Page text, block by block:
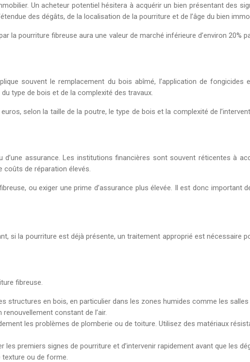
Un acheteur potentiel hésitera à acquérir un bien présentant des
des dégâts, de la localisation de la pourriture et de l’âge du bien
pourriture fibreuse aura une valeur de marché inférieure d’environ 20%
souvent le remplacement du bois abîmé, l’application de fongicides
type de bois et de la complexité des travaux.
selon la taille de la poutre, le type de bois et la complexité de
assurance. Les institutions financières sont souvent réticentes à
coûts de réparation élevés.
ou exiger une prime d’assurance plus élevée. Il est donc important
si la pourriture est déjà présente, un traitement approprié est nécessaire
fibreuse.
structures en bois, en particulier dans les zones humides comme les
constant de l’air.
les problèmes de plomberie ou de toiture. Utilisez des matériaux
premiers signes de pourriture et d’intervenir rapidement avant que les
ou de forme.